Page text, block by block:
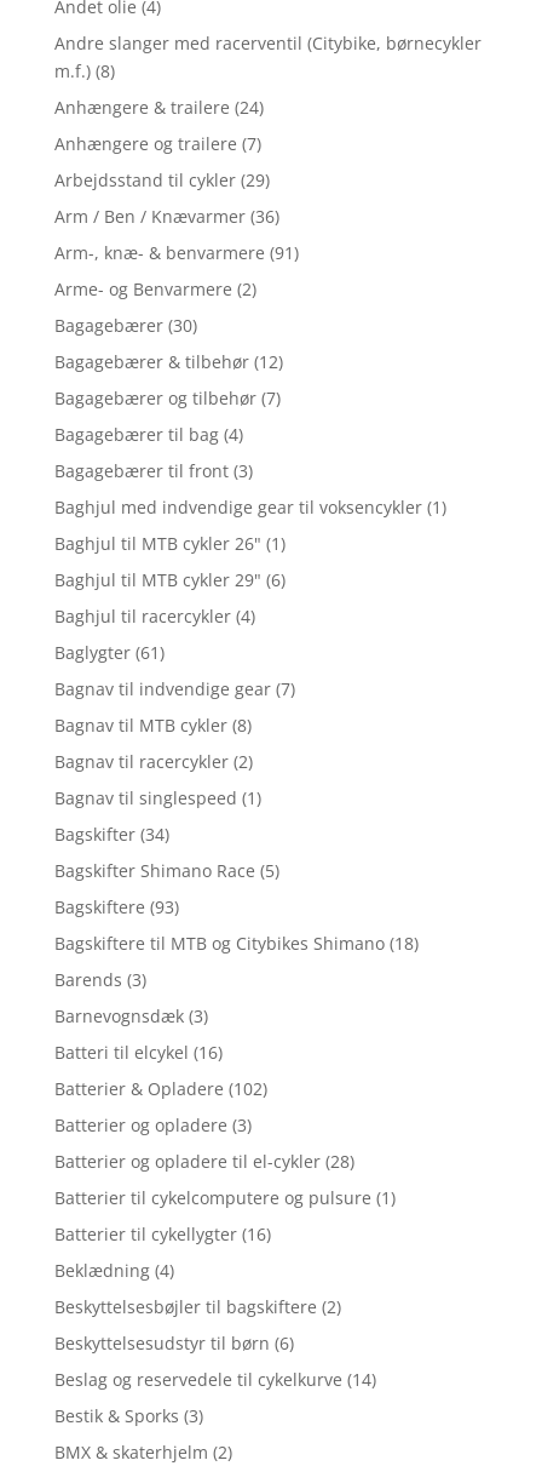
Andet olie (4)
Andre slanger med racerventil (Citybike, børnecykler
m.f.) (8)
Anhængere & trailere (24)
Anhængere og trailere (7)
Arbejdsstand til cykler (29)
Arm / Ben / Knævarmer (36)
Arm-, knæ- & benvarmere (91)
Arme- og Benvarmere (2)
Bagagebærer (30)
Bagagebærer & tilbehør (12)
Bagagebærer og tilbehør (7)
Bagagebærer til bag (4)
Bagagebærer til front (3)
Baghjul med indvendige gear til voksencykler (1)
Baghjul til MTB cykler 26" (1)
Baghjul til MTB cykler 29" (6)
Baghjul til racercykler (4)
Baglygter (61)
Bagnav til indvendige gear (7)
Bagnav til MTB cykler (8)
Bagnav til racercykler (2)
Bagnav til singlespeed (1)
Bagskifter (34)
Bagskifter Shimano Race (5)
Bagskiftere (93)
Bagskiftere til MTB og Citybikes Shimano (18)
Barends (3)
Barnevognsdæk (3)
Batteri til elcykel (16)
Batterier & Opladere (102)
Batterier og opladere (3)
Batterier og opladere til el-cykler (28)
Batterier til cykelcomputere og pulsure (1)
Batterier til cykellygter (16)
Beklædning (4)
Beskyttelsesbøjler til bagskiftere (2)
Beskyttelsesudstyr til børn (6)
Beslag og reservedele til cykelkurve (14)
Bestik & Sporks (3)
BMX & skaterhjelm (2)